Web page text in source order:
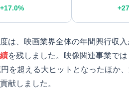
+17.0%
は、映画業界全体の年間興行収
を残しました。映像関連事業で
を超える大ヒットとなったほか
献しました。